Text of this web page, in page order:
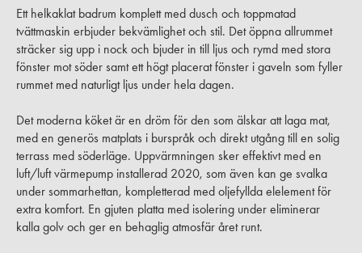
Ett helkaklat badrum komplett med dusch och toppmatad
tvättmaskin erbjuder bekvämlighet och stil. Det öppna allrummet
sträcker sig upp i nock och bjuder in till ljus och rymd med stora
fönster mot söder samt ett högt placerat fönster i gaveln som fyller
rummet med naturligt ljus under hela dagen.
Det moderna köket är en dröm för den som älskar att laga mat,
med en generös matplats i burspråk och direkt utgång till en solig
terrass med söderläge. Uppvärmningen sker effektivt med en
luft/luft värmepump installerad 2020, som även kan ge svalka
under sommarhettan, kompletterad med oljefyllda elelement för
extra komfort. En gjuten platta med isolering under eliminerar
kalla golv och ger en behaglig atmosfär året runt.